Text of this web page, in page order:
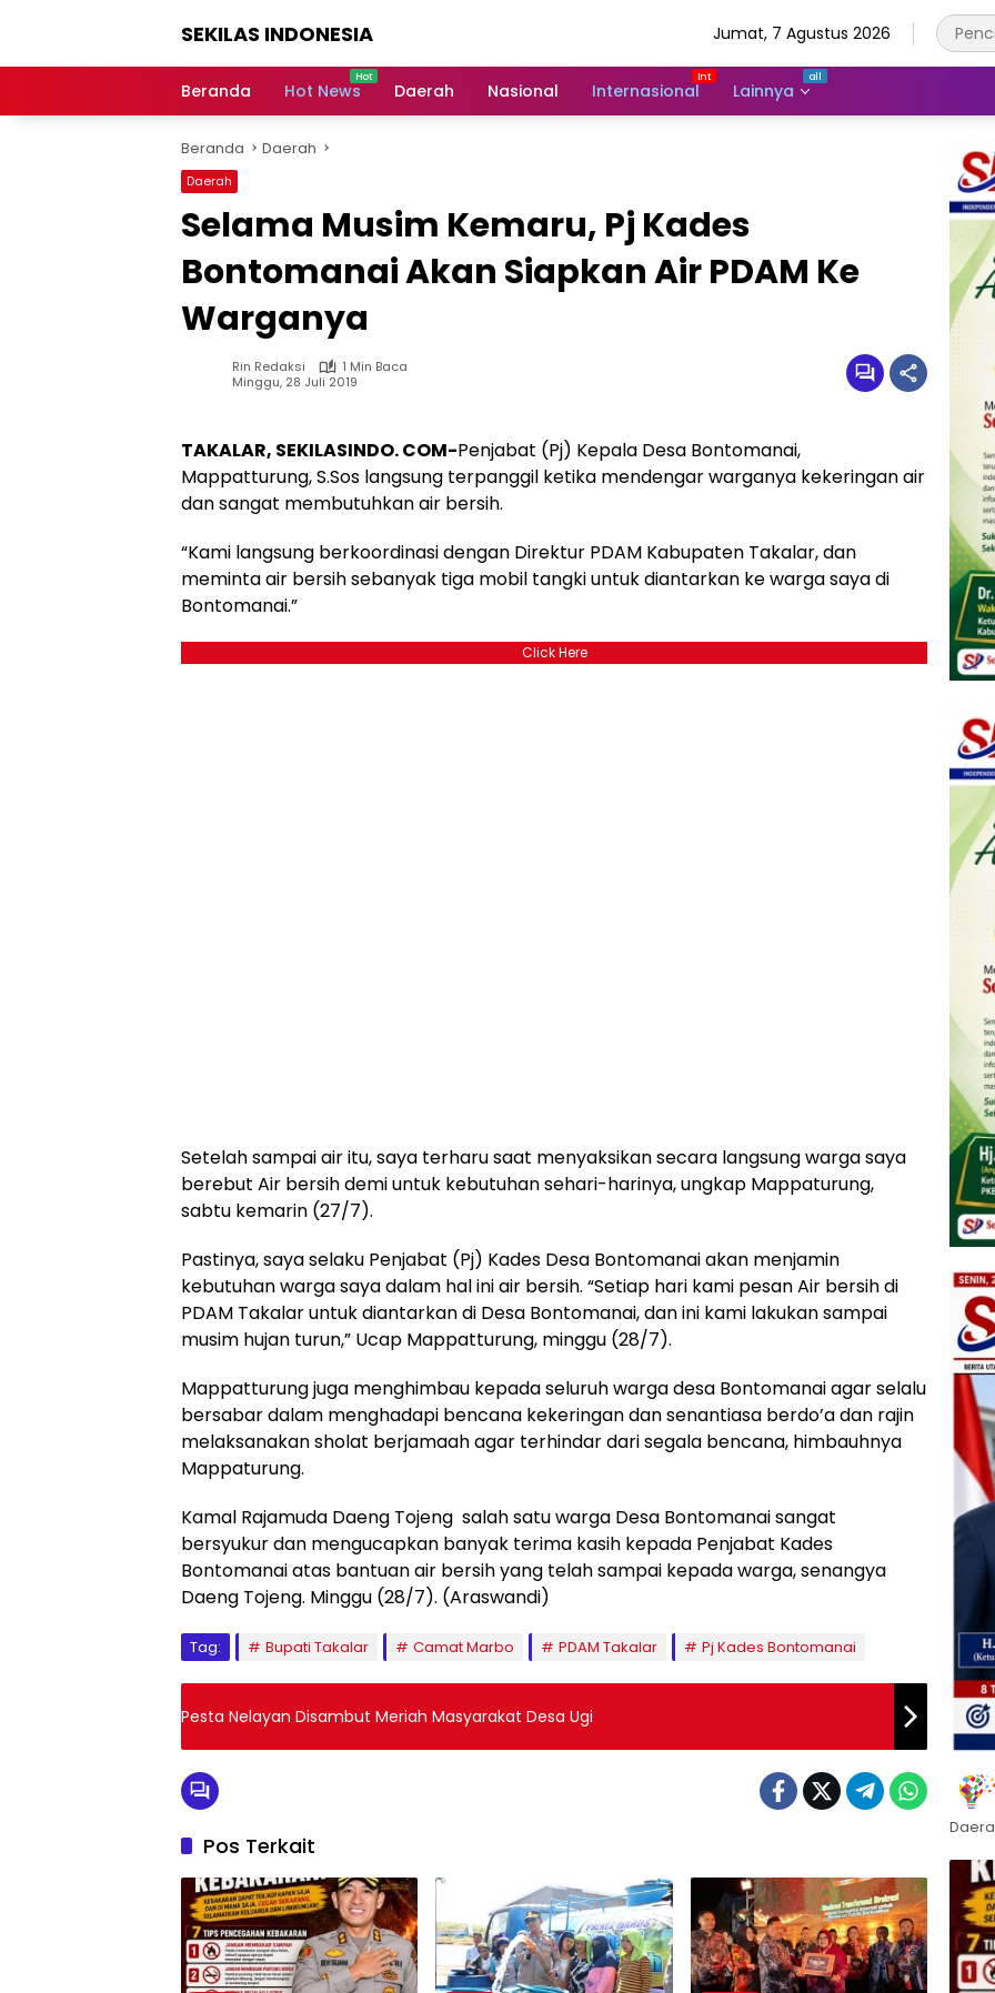
SEKILAS INDONESIA
Terkini,
Latest
World,
Headlines,
News
Jumat, 7 Agustus 2026
Beranda Hot News Daerah Nasional Internasional Lainnya
Beranda Daerah
Daerah
Selama Musim Kemaru, Pj Kades
Bontomanai Akan Siapkan Air PDAM Ke
Warganya
Rin Redaksi
1 Min Baca
Minggu, 28 Juli 2019
TAKALAR, SEKILASINDO. COM-Penjabat (Pj) Kepala Desa Bontomanai,
Mappatturung, S.Sos langsung terpanggil ketika mendengar warganya kekeringan air
dan sangat membutuhkan air bersih.
“Kami langsung berkoordinasi dengan Direktur PDAM Kabupaten Takalar, dan
meminta air bersih sebanyak tiga mobil tangki untuk diantarkan ke warga saya di
Bontomanai.”
Click Here
Setelah sampai air itu, saya terharu saat menyaksikan secara langsung warga saya
berebut Air bersih demi untuk kebutuhan sehari-harinya, ungkap Mappaturung,
sabtu kemarin (27/7).
Pastinya, saya selaku Penjabat (Pj) Kades Desa Bontomanai akan menjamin
kebutuhan warga saya dalam hal ini air bersih. “Setiap hari kami pesan Air bersih di
PDAM Takalar untuk diantarkan di Desa Bontomanai, dan ini kami lakukan sampai
musim hujan turun,” Ucap Mappatturung, minggu (28/7).
Mappatturung juga menghimbau kepada seluruh warga desa Bontomanai agar selalu
bersabar dalam menghadapi bencana kekeringan dan senantiasa berdo’a dan rajin
melaksanakan sholat berjamaah agar terhindar dari segala bencana, himbauhnya
Mappaturung.
Kamal Rajamuda Daeng Tojeng salah satu warga Desa Bontomanai sangat
bersyukur dan mengucapkan banyak terima kasih kepada Penjabat Kades
Bontomanai atas bantuan air bersih yang telah sampai kepada warga, senangya
Daeng Tojeng. Minggu (28/7). (Araswandi)
Tag: Bupati Takalar Camat Marbo PDAM Takalar Pj Kades Bontomanai
Pesta Nelayan Disambut Meriah Masyarakat Desa Ugi
Pos Terkait